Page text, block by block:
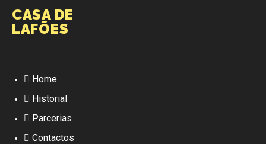
CASA DE
LAFÕES
Home
Historial
Parcerias
Contactos